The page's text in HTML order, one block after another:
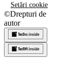
Setări cookie
©Drepturi de
autor